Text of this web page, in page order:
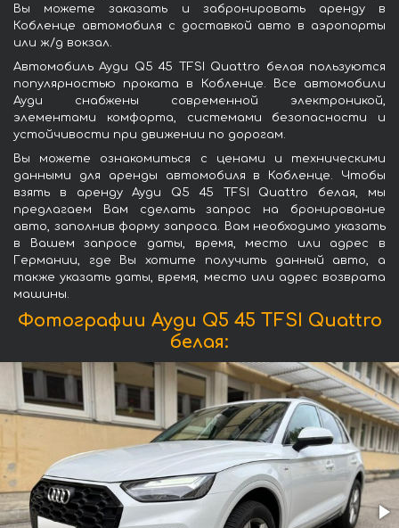
Вы можете заказать и забронировать аренду в
Кобленце автомобиля с доставкой авто в аэропорты
или ж/д вокзал.
Автомобиль Ауди Q5 45 TFSI Quattro белая пользуются
популярностью проката в Кобленце. Все автомобили
Ауди снабжены современной электроникой,
элементами комфорта, системами безопасности и
устойчивости при движении по дорогам.
Вы можете ознакомиться с ценами и техническими
данными для аренды автомобиля в Кобленце. Чтобы
взять в аренду Ауди Q5 45 TFSI Quattro белая, мы
предлагаем Вам сделать запрос на бронирование
авто, заполнив форму запроса. Вам необходимо указать
в Вашем запросе даты, время, место или адрес в
Германии, где Вы хотите получить данный авто, а
также указать даты, время, место или адрес возврата
машины.
Фотографии Ауди Q5 45 TFSI Quattro
белая: